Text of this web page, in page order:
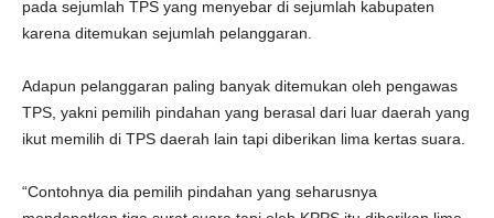
pada sejumlah TPS yang menyebar di sejumlah kabupaten
karena ditemukan sejumlah pelanggaran.
Adapun pelanggaran paling banyak ditemukan oleh pengawas
TPS, yakni pemilih pindahan yang berasal dari luar daerah yang
ikut memilih di TPS daerah lain tapi diberikan lima kertas suara.
“Contohnya dia pemilih pindahan yang seharusnya